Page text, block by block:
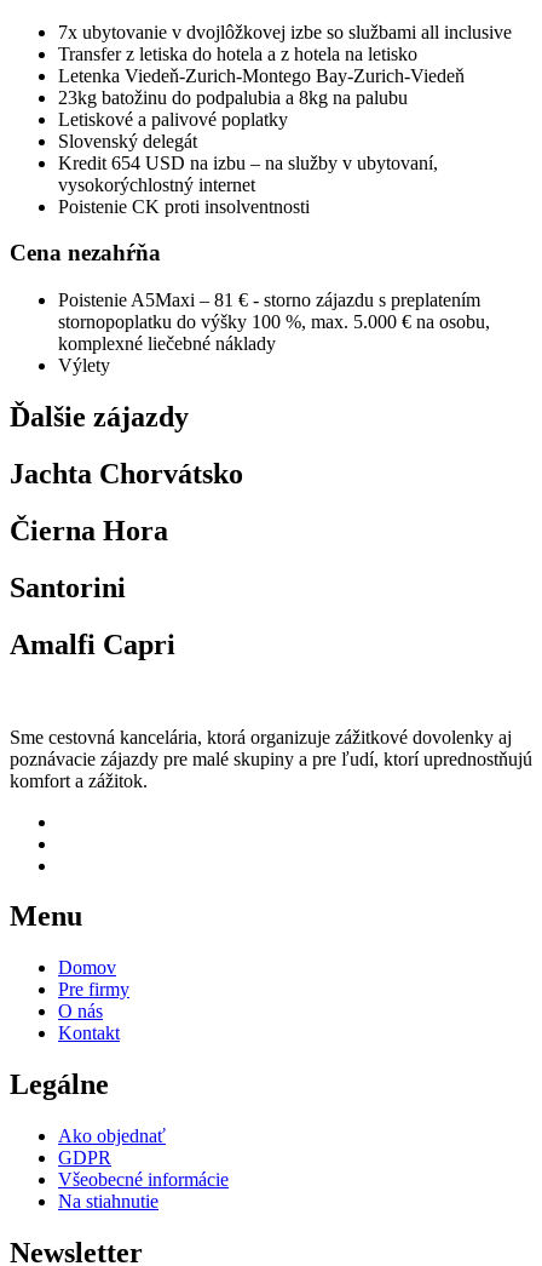
7x ubytovanie v dvojlôžkovej izbe so službami all inclusive
Transfer z letiska do hotela a z hotela na letisko
Letenka Viedeň-Zurich-Montego Bay-Zurich-Viedeň
23kg batožinu do podpalubia a 8kg na palubu
Letiskové a palivové poplatky
Slovenský delegát
Kredit 654 USD na izbu – na služby v ubytovaní,
vysokorýchlostný internet
Poistenie CK proti insolventnosti
Cena nezahŕňa
Poistenie A5Maxi – 81 € - storno zájazdu s preplatením
stornopoplatku do výšky 100 %, max. 5.000 € na osobu,
komplexné liečebné náklady
Výlety
Ďalšie zájazdy
Jachta Chorvátsko
Čierna Hora
Santorini
Amalfi Capri
Sme cestovná kancelária, ktorá organizuje zážitkové dovolenky aj
poznávacie zájazdy pre malé skupiny a pre ľudí, ktorí uprednostňujú
komfort a zážitok.
Menu
Domov
Pre firmy
O nás
Kontakt
Legálne
Ako objednať
GDPR
Všeobecné informácie
Na stiahnutie
Newsletter